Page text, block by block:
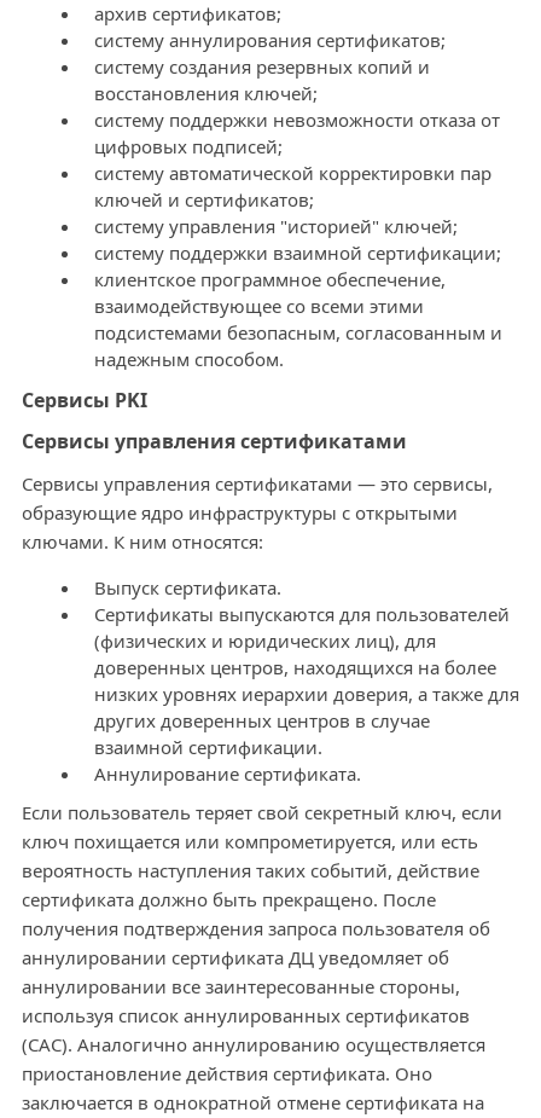
архив сертификатов;
систему аннулирования сертификатов;
систему создания резервных копий и
восстановления ключей;
систему поддержки невозможности отказа от
цифровых подписей;
систему автоматической корректировки пар
ключей и сертификатов;
систему управления "историей" ключей;
систему поддержки взаимной сертификации;
клиентское программное обеспечение,
взаимодействующее со всеми этими
подсистемами безопасным, согласованным и
надежным способом.
Сервисы PKI
Сервисы управления сертификатами
Сервисы управления сертификатами — это сервисы,
образующие ядро инфраструктуры с открытыми
ключами. К ним относятся:
Выпуск сертификата.
Сертификаты выпускаются для пользователей
(физических и юридических лиц), для
доверенных центров, находящихся на более
низких уровнях иерархии доверия, а также для
других доверенных центров в случае
взаимной сертификации.
Аннулирование сертификата.
Если пользователь теряет свой секретный ключ, если
ключ похищается или компрометируется, или есть
вероятность наступления таких событий, действие
сертификата должно быть прекращено. После
получения подтверждения запроса пользователя об
аннулировании сертификата ДЦ уведомляет об
аннулировании все заинтересованные стороны,
используя список аннулированных сертификатов
(САС). Аналогично аннулированию осуществляется
приостановление действия сертификата. Оно
заключается в однократной отмене сертификата на